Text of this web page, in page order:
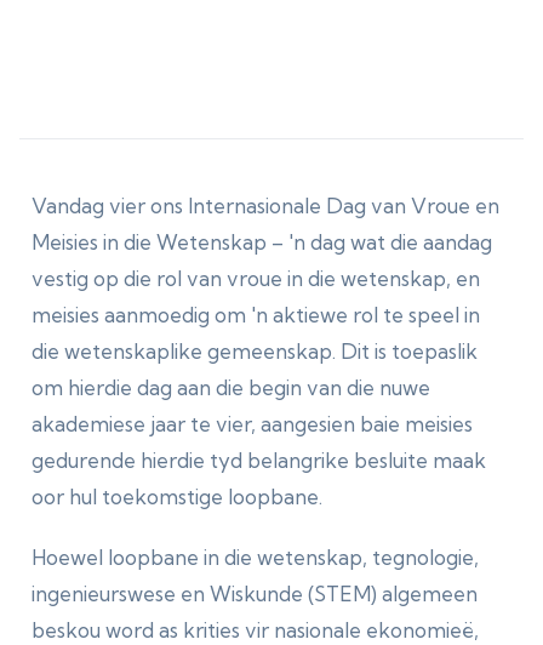
Vandag vier ons Internasionale Dag van Vroue en
Meisies in die Wetenskap – 'n dag wat die aandag
vestig op die rol van vroue in die wetenskap, en
meisies aanmoedig om 'n aktiewe rol te speel in
die wetenskaplike gemeenskap. Dit is toepaslik
om hierdie dag aan die begin van die nuwe
akademiese jaar te vier, aangesien baie meisies
gedurende hierdie tyd belangrike besluite maak
oor hul toekomstige loopbane.
Hoewel loopbane in die wetenskap, tegnologie,
ingenieurswese en Wiskunde (STEM) algemeen
beskou word as krities vir nasionale ekonomieë,